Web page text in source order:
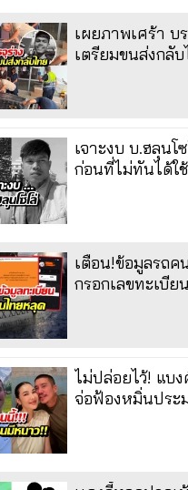
เผยภาพเศร้า บ
เตรียมขนส่งกลั
เจาะงบ บ.ฮลุนโ
ก่อนที่ไม่ทันได้ใ
เตือน!ข้อมูลรถ
กรอกเลขทะเบีย
ไม่ปล่อยไว้! แบ
จ่อฟ้องหมิ่นประ